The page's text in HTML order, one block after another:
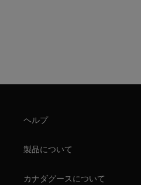
ヘルプ
製品について
カナダグースについて